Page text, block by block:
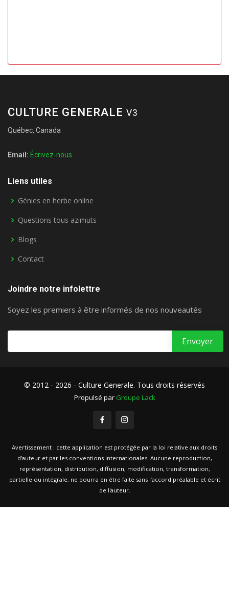
CULTURE GENERALE V3
Québec, Canada
Email: Écrivez-nous
Liens utiles
Génies en herbe online
Questions tous azimuts
Blogs
Contact
Joindre notre infolettre
Soyez les premiers à être informés de nos nouveautés
© 2012 - 2026 - Culture Generale. Tous droits réservés
Propulsé par Groupe Lack
Avertissement : cette application est protégée par la loi relative aux droits
d'auteur et par les conventions internationales. Aucune reproduction,
représentation, distribution, diffusion, modification, transformation,
partielle ou intégrale, ne pourra en être faite sans l’accord préalable et écrit
de l'auteur.